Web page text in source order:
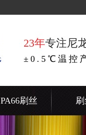
23年专注尼
±0.5℃温控
PA66刷丝